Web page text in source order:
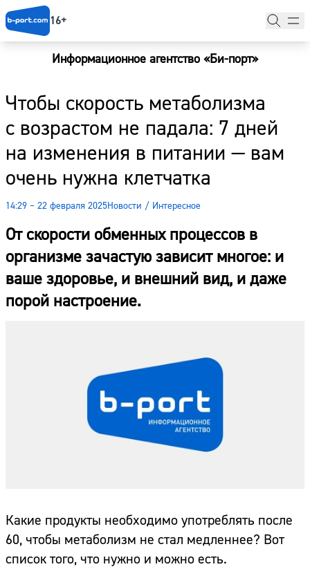
16+
Информационное агентство «Би-порт»
Чтобы скорость метаболизма
с возрастом не падала: 7 дней
на изменения в питании — вам
очень нужна клетчатка
14:29 – 22 февраля 2025Новости / Интересное
От скорости обменных процессов в
организме зачастую зависит многое: и
ваше здоровье, и внешний вид, и даже
порой настроение.
Какие продукты необходимо употреблять после
60, чтобы метаболизм не стал медленнее? Вот
список того, что нужно и можно есть.
Новости
Наши гости
Фоторепортажи
Погода
Курсы валют